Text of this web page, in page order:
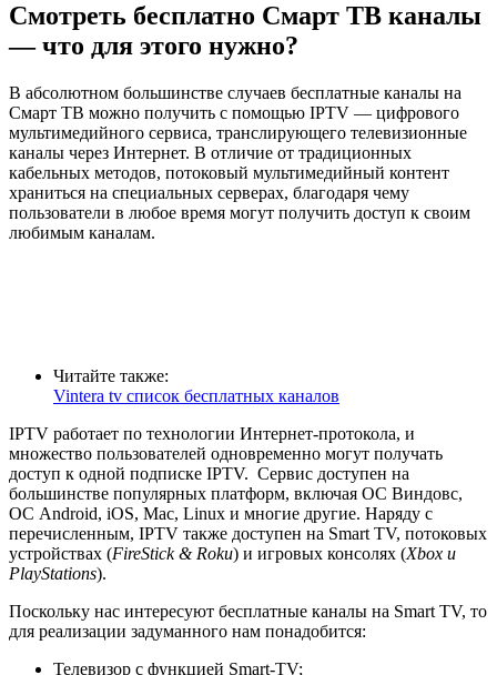
Смотреть бесплатно Смарт ТВ каналы
— что для этого нужно?
В абсолютном большинстве случаев бесплатные каналы на
Смарт ТВ можно получить с помощью IPTV — цифрового
мультимедийного сервиса, транслирующего телевизионные
каналы через Интернет. В отличие от традиционных
кабельных методов, потоковый мультимедийный контент
храниться на специальных серверах, благодаря чему
пользователи в любое время могут получить доступ к своим
любимым каналам.
Читайте также:
Vintera tv список бесплатных каналов
IPTV работает по технологии Интернет-протокола, и
множество пользователей одновременно могут получать
доступ к одной подписке IPTV. Сервис доступен на
большинстве популярных платформ, включая ОС Виндовс,
ОС Android, iOS, Mac, Linux и многие другие. Наряду с
перечисленным, IPTV также доступен на Smart TV, потоковых
устройствах (FireStick & Roku) и игровых консолях (Xbox и
PlayStations).
Поскольку нас интересуют бесплатные каналы на Smart TV, то
для реализации задуманного нам понадобится:
Телевизор с функцией Smart-TV;